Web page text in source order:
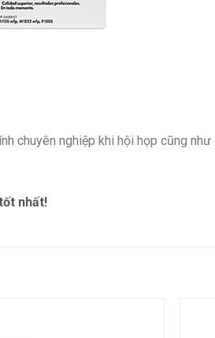
chuyên nghiệp khi hội họp cũng như
nhất!